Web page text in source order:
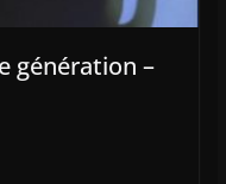
génération –